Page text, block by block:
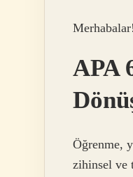
APA
Öğrenme,
zihinsel ve